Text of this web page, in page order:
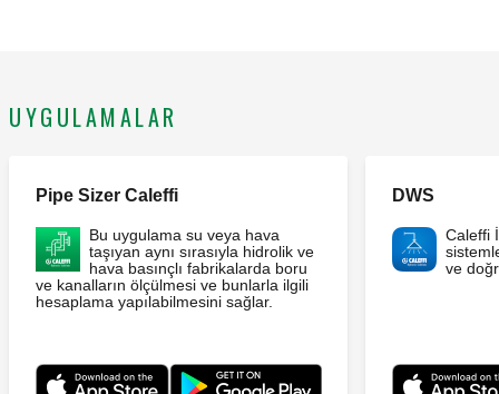
UYGULAMALAR
Pipe Sizer Caleffi
Bu uygulama su veya hava
taşıyan aynı sırasıyla hidrolik ve
hava basınçlı fabrikalarda boru
ve kanalların ölçülmesi ve bunlarla ilgili
hesaplama yapılabilmesini sağlar.
DWS
Caleffi
ve